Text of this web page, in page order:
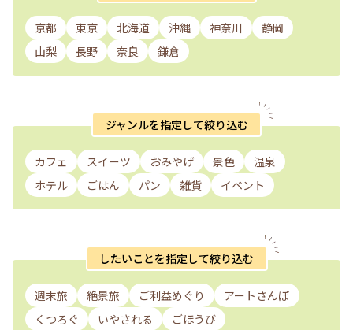
京都 東京 北海道 沖縄 神奈川
静岡
山梨
長野 奈良 鎌倉
ジャンルを指定して絞り込む
カフェ スイーツ おみやげ 景色
温泉
ホテル
ごはん パン 雑貨 イベント
したいことを指定して絞り込む
週末旅 絶景旅 ご利益めぐり
アートさんぽ
くつろぐ
いやされる ごほうび